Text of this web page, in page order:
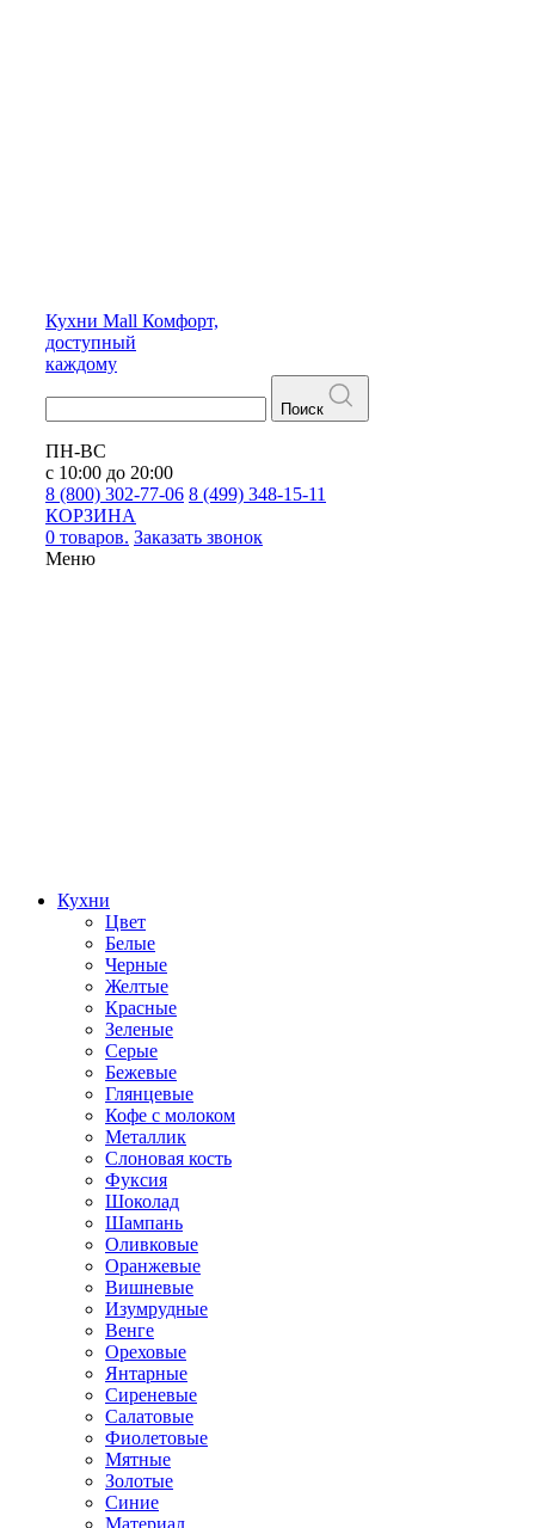
Кухни Mall Комфорт,
доступный
каждому
Поиск
ПН-ВС
с 10:00 до 20:00
8 (800) 302-77-06 8 (499) 348-15-11
КОРЗИНА
0 товаров. Заказать звонок
Меню
Кухни
Цвет
Белые
Черные
Желтые
Красные
Зеленые
Серые
Бежевые
Глянцевые
Кофе с молоком
Металлик
Слоновая кость
Фуксия
Шоколад
Шампань
Оливковые
Оранжевые
Вишневые
Изумрудные
Венге
Ореховые
Янтарные
Сиреневые
Салатовые
Фиолетовые
Мятные
Золотые
Синие
Материал